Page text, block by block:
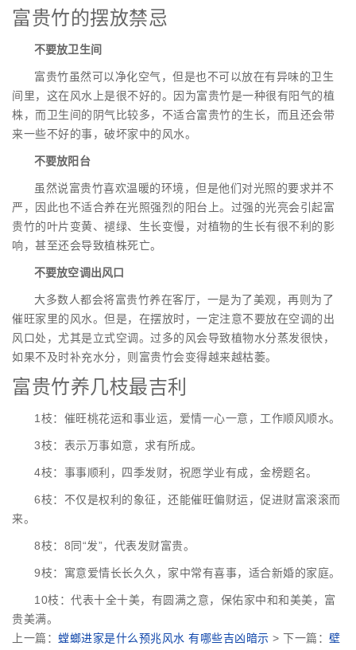
富贵竹的摆放禁忌
不要放卫生间
富贵竹虽然可以净化空气，但是也不可以放在有异味的卫生
间里，这在风水上是很不好的。因为富贵竹是一种很有阳气的植
株，而卫生间的阴气比较多，不适合富贵竹的生长，而且还会带
来一些不好的事，破坏家中的风水。
不要放阳台
虽然说富贵竹喜欢温暖的环境，但是他们对光照的要求并不
严，因此也不适合养在光照强烈的阳台上。过强的光亮会引起富
贵竹的叶片变黄、褪绿、生长变慢，对植物的生长有很不利的影
响，甚至还会导致植株死亡。
不要放空调出风口
大多数人都会将富贵竹养在客厅，一是为了美观，再则为了
催旺家里的风水。但是，在摆放时，一定注意不要放在空调的出
风口处，尤其是立式空调。过多的风会导致植物水分蒸发很快，
如果不及时补充水分，则富贵竹会变得越来越枯萎。
富贵竹养几枝最吉利
1枝：催旺桃花运和事业运，爱情一心一意，工作顺风顺水。
3枝：表示万事如意，求有所成。
4枝：事事顺利，四季发财，祝愿学业有成，金榜题名。
6枝：不仅是权利的象征，还能催旺偏财运，促进财富滚滚而
来。
8枝：8同“发”，代表发财富贵。
9枝：寓意爱情长长久久，家中常有喜事，适合新婚的家庭。
10枝：代表十全十美，有圆满之意，保佑家中和和美美，富
贵美满。
上一篇： 螳螂进家是什么预兆风水 有哪些吉凶暗示 > 下一篇： 壁